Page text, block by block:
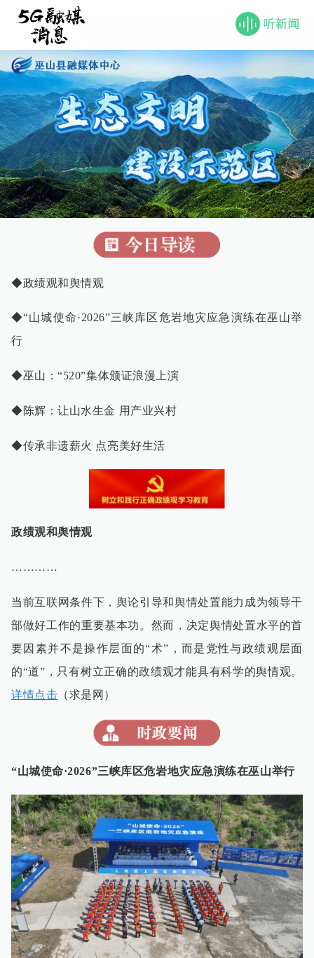
◆政绩观和舆情观
◆“山城使命·2026”三峡库区危岩地灾应急演练在巫山举
行
◆巫山：“520”集体颁证浪漫上演
◆陈辉：让山水生金 用产业兴村
◆传承非遗薪火 点亮美好生活
政绩观和舆情观
…………
当前互联网条件下，舆论引导和舆情处置能力成为领导干
部做好工作的重要基本功。然而，决定舆情处置水平的首
要因素并不是操作层面的“术”，而是党性与政绩观层面
的“道”，只有树立正确的政绩观才能具有科学的舆情观。
详情点击 （求是网）
“山城使命·2026”三峡库区危岩地灾应急演练在巫山举行